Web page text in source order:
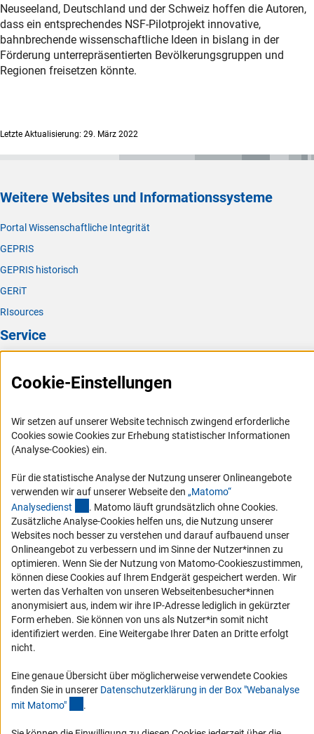
Neuseeland, Deutschland und der Schweiz hoffen die Autoren,
dass ein entsprechendes NSF-Pilotprojekt innovative,
bahnbrechende wissenschaftliche Ideen in bislang in der
Förderung unterrepräsentierten Bevölkerungsgruppen und
Regionen freisetzen könnte.
Letzte Aktualisierung: 29. März 2022
Weitere Websites und Informationssysteme
Portal Wissenschaftliche Integrität
GEPRIS
GEPRIS historisch
GERiT
RIsources
Service
FAQ
Logo und Corporate Design
RSS-Feeds
Vergabeverfahren
Barrierefreiheit
Service und Informationen für Menschen mit Behinderungen
Erklärung zur Barrierefreiheit
Barriere melden
DFG-aktuell
Erhalten Sie Neuigkeiten aus der DFG direkt in Ihr Mailpostfach oder
schauen Sie sich die Ausgaben online an.
Zum Newsletter
Cookie-Einstellungen
Wir setzen auf unserer Website technisch zwingend erforderliche
Cookies sowie Cookies zur Erhebung statistischer Informationen
(Analyse-Cookies) ein.
Für die statistische Analyse der Nutzung unserer Onlineangebote
verwenden wir auf unserer Webseite den „Matomo“
Analysedienst (externer Link)
. Matomo läuft grundsätzlich ohne Cookies.
Zusätzliche Analyse-Cookies helfen uns, die Nutzung unserer
Websites noch besser zu verstehen und darauf aufbauend unser
Onlineangebot zu verbessern und im Sinne der Nutzer*innen zu
optimieren. Wenn Sie der Nutzung von Matomo-Cookieszustimmen,
können diese Cookies auf Ihrem Endgerät gespeichert werden. Wir
werten das Verhalten von unseren Webseitenbesucher*innen
anonymisiert aus, indem wir ihre IP-Adresse lediglich in gekürzter
Form erheben. Sie können von uns als Nutzer*in somit nicht
identifiziert werden. Eine Weitergabe Ihrer Daten an Dritte erfolgt
nicht.
Eine genaue Übersicht über möglicherweise verwendete Cookies
finden Sie in unserer Datenschutzerklärung in der Box "Webanalyse
mit Matomo" .